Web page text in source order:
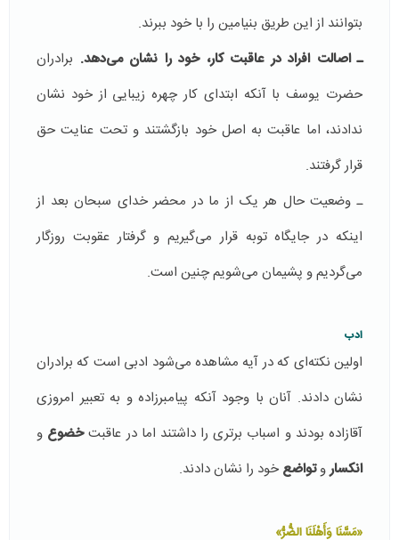
بتوانند از این طریق بنیامین را با خود ببرند.
ـ اصالت افراد در عاقبت کار، خود را نشان می‌دهد. برادران
حضرت یوسف با آنکه ابتدای کار چهره زیبایی از خود نشان
ندادند، اما عاقبت به اصل خود بازگشتند و تحت عنایت حق
قرار گرفتند.
ـ وضعیت حال هر یک از ما در محضر خدای سبحان بعد از
اینکه در جایگاه توبه قرار می‌گیریم و گرفتار عقوبت روزگار
می‌گردیم و پشیمان می‌شویم چنین است.
ادب
اولین نکته‌ای که در آیه مشاهده می‌شود ادبی است که برادران
نشان دادند. آنان با وجود آنکه پیامبر‌زاده و به تعبیر امروزی
آقا‌زاده بودند و اسباب برتری را داشتند اما در عاقبتخضوع و
انکساروتواضع خود را نشان دادند.
«مَسَّنَا وَأَهْلَنَا الضُّرُّ»